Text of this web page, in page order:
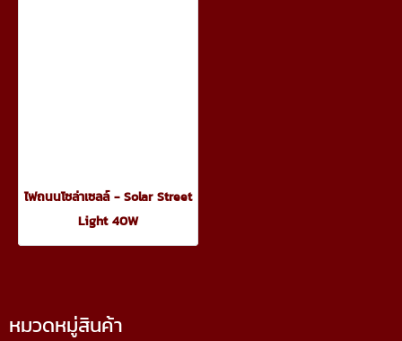
ไฟถนนโซล่าเซลล์ - Solar Street
Light 40W
หมวดหมู่สินค้า